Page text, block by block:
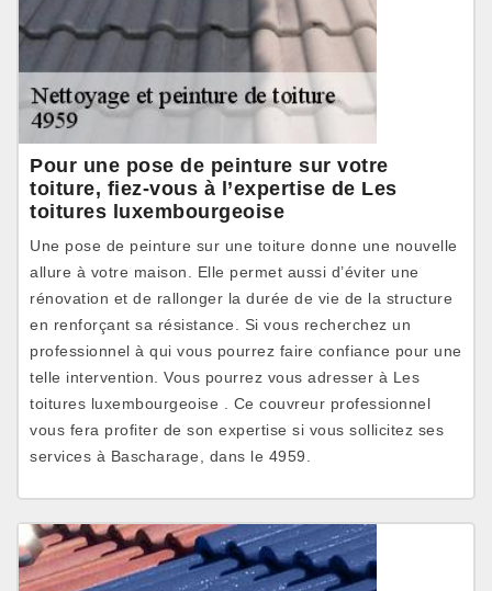
Pour une pose de peinture sur votre
toiture, fiez-vous à l’expertise de Les
toitures luxembourgeoise
Une pose de peinture sur une toiture donne une nouvelle
allure à votre maison. Elle permet aussi d’éviter une
rénovation et de rallonger la durée de vie de la structure
en renforçant sa résistance. Si vous recherchez un
professionnel à qui vous pourrez faire confiance pour une
telle intervention. Vous pourrez vous adresser à Les
toitures luxembourgeoise . Ce couvreur professionnel
vous fera profiter de son expertise si vous sollicitez ses
services à Bascharage, dans le 4959.